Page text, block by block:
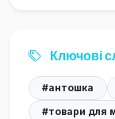
Ключові
#антошка
#товари для